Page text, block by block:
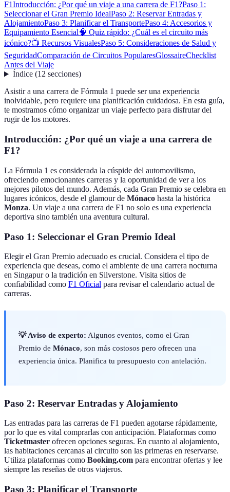
F1Introducción: ¿Por qué un viaje a una carrera de F1?Paso 1:
Seleccionar el Gran Premio IdealPaso 2: Reservar Entradas y
AlojamientoPaso 3: Planificar el TransportePaso 4: Accesorios y
Equipamiento Esencial🧠 Quiz rápido: ¿Cuál es el circuito más
icónico?📺 Recursos VisualesPaso 5: Consideraciones de Salud y
SeguridadComparación de Circuitos PopularesGlossaireChecklist
Antes del Viaje
Índice(12 secciones)
Asistir a una carrera de Fórmula 1 puede ser una experiencia
inolvidable, pero requiere una planificación cuidadosa. En esta guía,
te mostramos cómo organizar un viaje perfecto para disfrutar del
rugir de los motores.
Introducción: ¿Por qué un viaje a una carrera de
F1?
La Fórmula 1 es considerada la cúspide del automovilismo,
ofreciendo emocionantes carreras y la oportunidad de ver a los
mejores pilotos del mundo. Además, cada Gran Premio se celebra en
lugares icónicos, desde el glamour de Mónaco hasta la histórica
Monza. Un viaje a una carrera de F1 no solo es una experiencia
deportiva sino también una aventura cultural.
Paso 1: Seleccionar el Gran Premio Ideal
Elegir el Gran Premio adecuado es crucial. Considera el tipo de
experiencia que deseas, como el ambiente de una carrera nocturna
en Singapur o la tradición en Silverstone. Visita sitios de
confiabilidad como F1 Oficial para revisar el calendario actual de
carreras.
💡 Aviso de experto: Algunos eventos, como el Gran
Premio de Mónaco, son más costosos pero ofrecen una
experiencia única. Planifica tu presupuesto con antelación.
Paso 2: Reservar Entradas y Alojamiento
Las entradas para las carreras de F1 pueden agotarse rápidamente,
por lo que es vital comprarlas con anticipación. Plataformas como
Ticketmaster ofrecen opciones seguras. En cuanto al alojamiento,
las habitaciones cercanas al circuito son las primeras en reservarse.
Utiliza plataformas como Booking.com para encontrar ofertas y lee
siempre las reseñas de otros viajeros.
Paso 3: Planificar el Transporte